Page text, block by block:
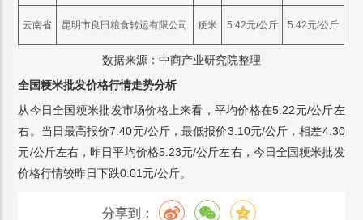
云南省 昆明市良田粮食转运有限公司 粳米 5.42元/公斤 5.42元/公斤
数据来源：中商产业研究院整理
全国粳米批发价格行情走势分析
从今日全国粳米批发市场价格上来看，平均价格在5.22元/公斤左
右。当日最高报价7.40元/公斤，最低报价3.10元/公斤，相差4.30
元/公斤左右，昨日平均价格5.23元/公斤左右，今日全国粳米批发
价格行情较昨日下跌0.01元/公斤。
分享到：